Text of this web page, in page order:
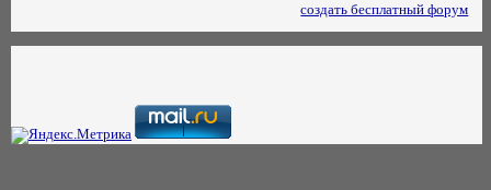
создать бесплатный форум